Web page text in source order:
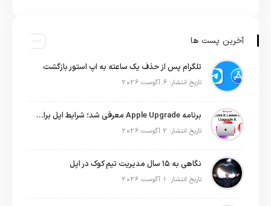
آخرین پست ها
تلگرام پس از حذف یک ساعته به اپ استور بازگشت
تاریخ انتشار: 6 آگوست 2026
برنامه Apple Upgrade معرفی شد؛ شرایط اپل برای اجاره آیفون، آیپد، مک و اپل واچ
تاریخ انتشار: 2 آگوست 2026
نگاهی به ۱۵ سال مدیریت تیم کوک در اپل
تاریخ انتشار: 1 آگوست 2026